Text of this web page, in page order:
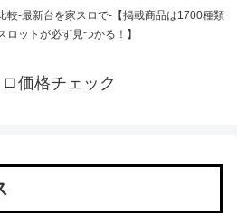
較-最新台を家スロで-【掲載商品は1700種類
ロットが必ず見つかる！】
価格チェック